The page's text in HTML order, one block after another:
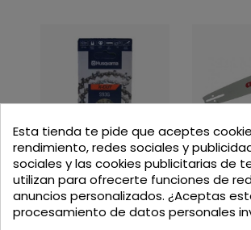
CADENA 3/8" 1.3MM 50...
Precio
19,00€
Esta tienda te pide que aceptes
rendimiento, redes sociales y
sociales y las cookies publicitarias de
utilizan para ofrecerte funciones de
anuncios personalizados. ¿Aceptas
procesamiento de datos personales